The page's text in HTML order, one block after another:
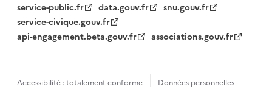
service-public.fr
data.gouv.fr
snu.gouv.fr
service-civique.gouv.fr
api-engagement.beta.gouv.fr
associations.gouv.fr
Accessibilité : totalement conforme Données personnelles